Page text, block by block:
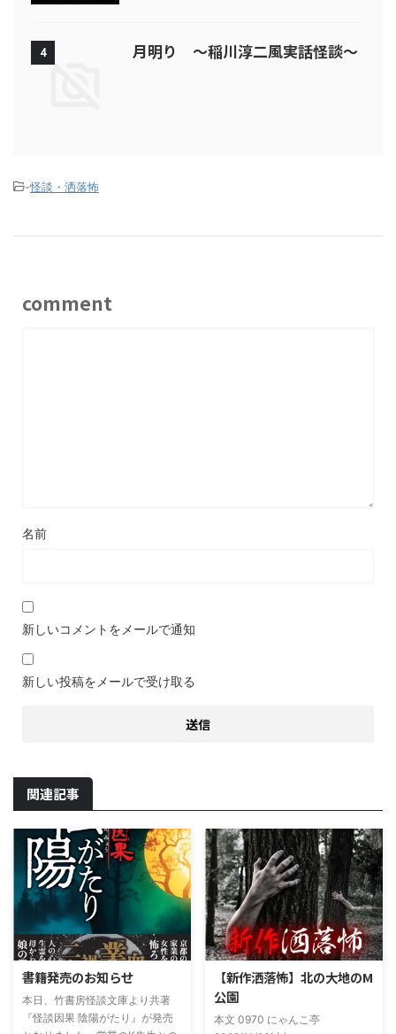
4 月明り ～稲川淳二風実話怪談～
-怪談・洒落怖
comment
名前
新しいコメントをメールで通知
新しい投稿をメールで受け取る
関連記事
書籍発売のお知らせ
本日、竹書房怪談文庫より共著
『怪談因果 陰陽がたり』が発売
【新作洒落怖】北の大地のM
公園
本文 0970 にゃんこ亭